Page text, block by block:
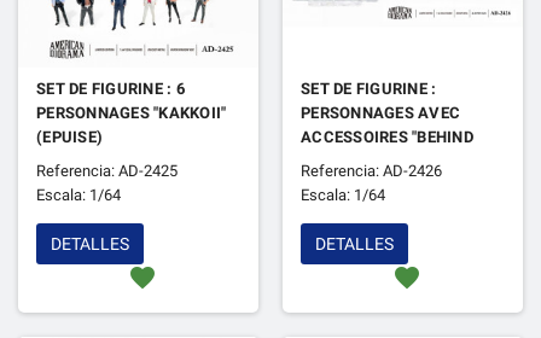
SET DE FIGURINE : 6
PERSONNAGES "KAKKOII"
(EPUISE)
Referencia: AD-2425
Escala: 1/64
favorite
DETALLES
SET DE FIGURINE :
PERSONNAGES AVEC
ACCESSOIRES "BEHIND
THE SCENE 1" (EPUISE)
Referencia: AD-2426
Escala: 1/64
favorite
DETALLES